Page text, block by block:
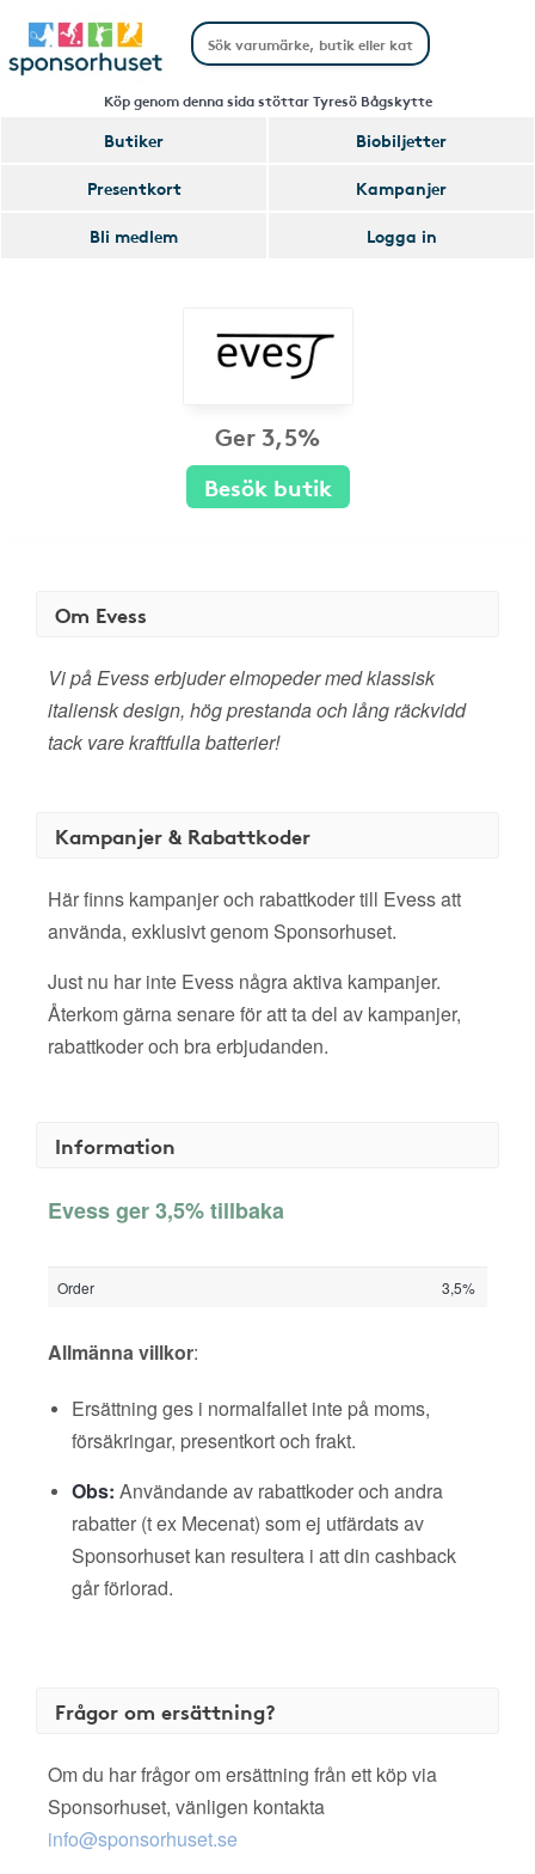
Köp genom denna sida stöttar Tyresö Bågskytte
Butiker
Biobiljetter
Presentkort
Kampanjer
Bli medlem
Logga in
Ger 3,5%
Besök butik
Om Evess
Vi på Evess erbjuder elmopeder med klassisk
italiensk design, hög prestanda och lång räckvidd
tack vare kraftfulla batterier!
Kampanjer & Rabattkoder
Här finns kampanjer och rabattkoder till Evess att
använda, exklusivt genom Sponsorhuset.
Just nu har inte Evess några aktiva kampanjer.
Återkom gärna senare för att ta del av kampanjer,
rabattkoder och bra erbjudanden.
Information
Evess ger 3,5% tillbaka
Order 3,5%
Allmänna villkor:
Ersättning ges i normalfallet inte på moms,
försäkringar, presentkort och frakt.
Obs: Användande av rabattkoder och andra
rabatter (t ex Mecenat) som ej utfärdats av
Sponsorhuset kan resultera i att din cashback
går förlorad.
Frågor om ersättning?
Om du har frågor om ersättning från ett köp via
Sponsorhuset, vänligen kontakta
info@sponsorhuset.se